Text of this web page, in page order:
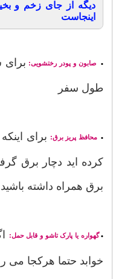
دیگه از جای زخم و
اینجاست
•صابون و پودر رختشویی:
طول سفر
•محافظ پریز برق: برای
کرده اید دچار برق
برق همراه داشته
•گهواره یا پارک تاشو و قابل حمل:
خوابد حتما هرکجا می